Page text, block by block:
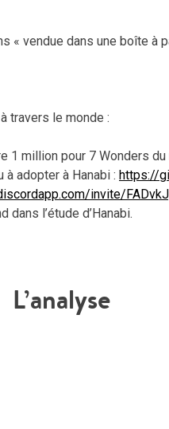
« vendue dans une boîte à
travers le monde :
1 million pour 7 Wonders
à adopter à Hanabi : https://
invite/
l’étude d’Hanabi.
L’analyse